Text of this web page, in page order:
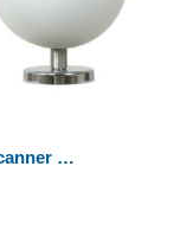
Laserscanner Referenzkugel 100 mm mit Magnet